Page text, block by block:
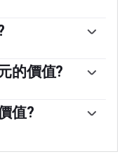
的利率水平。加拿
率，將通貨膨脹率
響信貸狀況，前者
加元價值產生直接
元也會上漲，因為對
性更大，這也支持
的價值?
跨境資本管製的放
貨膨脹率往往會導致
者。這增加了對當地
值?
pmi、就業和消費者